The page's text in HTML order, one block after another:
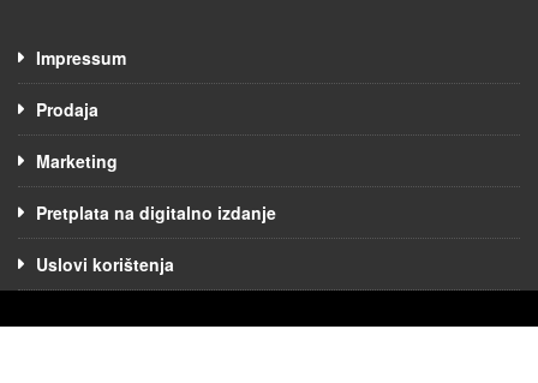
Impressum
Prodaja
Marketing
Pretplata na digitalno izdanje
Uslovi korištenja